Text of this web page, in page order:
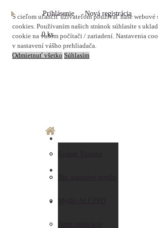
S cieľom uľahčiť užívateľom používať naše webové
cookies. Používaním našich stránok súhlasíte s
cookie na vašom počítači / zariadení. Nastavenia
v nastavení vášho prehliadača.
Odmietnuť všetko Súhlasím
Prihlásenie Nová registrácia
0 ks